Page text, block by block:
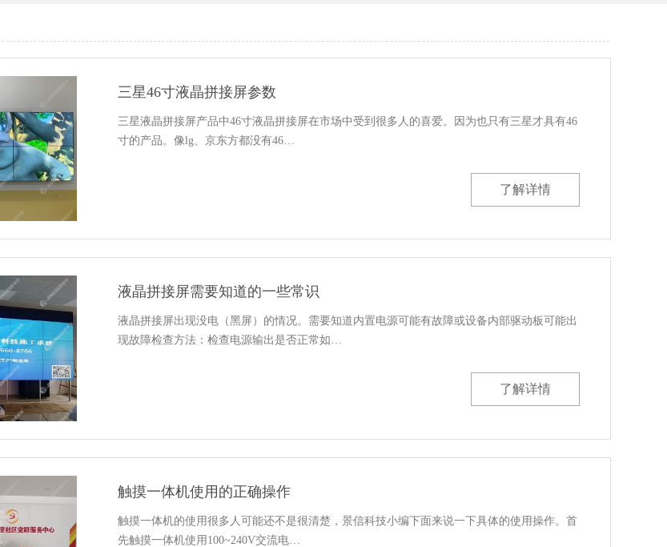
三星46寸液晶拼接屏参数
三星液晶拼接屏产品中46寸液晶拼接屏在市场中受到很多人的喜爱。因为也只有三星才具有46
寸的产品。像lg、京东方都没有46…
了解详情
液晶拼接屏需要知道的一些常识
液晶拼接屏出现没电（黑屏）的情况。需要知道内置电源可能有故障或设备内部驱动板可能出
现故障检查方法：检查电源输出是否正常如…
了解详情
触摸一体机使用的正确操作
触摸一体机的使用很多人可能还不是很清楚，景信科技小编下面来说一下具体的使用操作。首
先触摸一体机使用100~240V交流电…